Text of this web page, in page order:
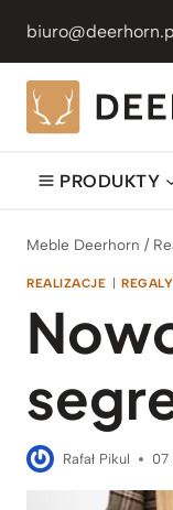
treści
PRODUKTY
Meble Deerhorn /
REALIZACJE | REGALY
Rafał Pikul 07